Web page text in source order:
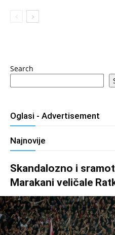
Search
Oglasi - Advertisement
Najnovije
Skandalozno i
Marakani veličale